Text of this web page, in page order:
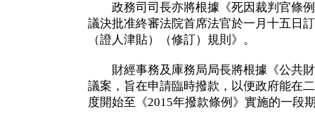
政務司司長亦將根據《死因裁判官條例
議決批准終審法院首席法官於一月十五日
（證人津貼）（修訂）規則》。
財經事務及庫務局局長將根據《公共財
議案，旨在申請臨時撥款，以便政府能在
度開始至《2015年撥款條例》實施的一段